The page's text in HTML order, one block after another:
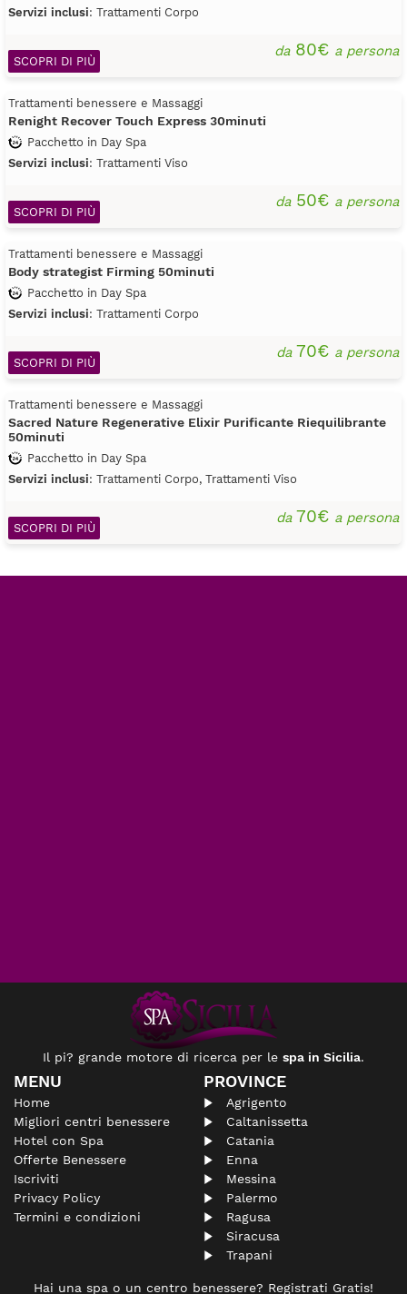
Servizi inclusi: Trattamenti Corpo
da80€ a persona
SCOPRI DI PIÙ
Trattamenti benessere e Massaggi
Renight Recover Touch Express 30minuti
Pacchetto in Day Spa
Servizi inclusi: Trattamenti Viso
da50€ a persona
SCOPRI DI PIÙ
Trattamenti benessere e Massaggi
Body strategist Firming 50minuti
Pacchetto in Day Spa
Servizi inclusi: Trattamenti Corpo
da70€ a persona
SCOPRI DI PIÙ
Trattamenti benessere e Massaggi
Sacred Nature Regenerative Elixir Purificante Riequilibrante
50minuti
Pacchetto in Day Spa
Servizi inclusi: Trattamenti Corpo, Trattamenti Viso
da70€ a persona
SCOPRI DI PIÙ
Il pi? grande motore di ricerca per le spa in Sicilia.
MENU
Home
Migliori centri benessere
Hotel con Spa
Offerte Benessere
Iscriviti
Privacy Policy
Termini e condizioni
PROVINCE
Agrigento
Caltanissetta
Catania
Enna
Messina
Palermo
Ragusa
Siracusa
Trapani
Hai una spa o un centro benessere? Registrati Gratis!